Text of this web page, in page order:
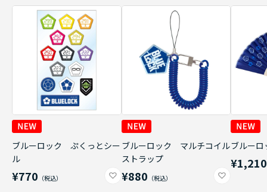
ブルーロック ぷくっとシー
ル
¥770
ブルーロック マルチコイル
ストラップ
¥880
ブルー
¥1,210